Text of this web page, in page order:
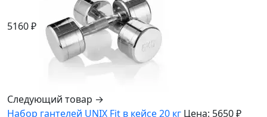
5160 ₽
Следующий товар →
Набор гантелей UNIX Fit в кейсе 20 кг Цена: 5650 ₽